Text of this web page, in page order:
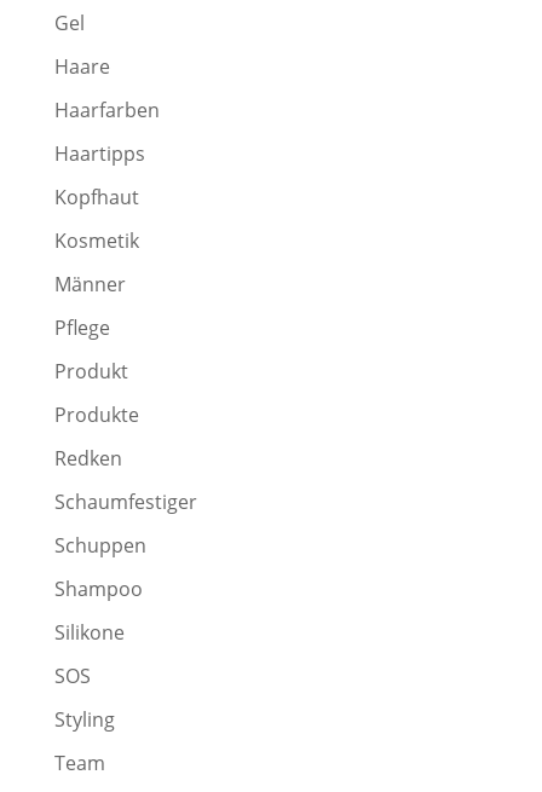
Gel
Haare
Haarfarben
Haartipps
Kopfhaut
Kosmetik
Männer
Pflege
Produkt
Produkte
Redken
Schaumfestiger
Schuppen
Shampoo
Silikone
SOS
Styling
Team